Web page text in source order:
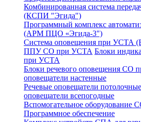
Комбинированная система
(КСПИ "Эгида")
Программный комплекс
(АРМ ПЦО «Эгида-3")
Система оповещения при УСТА
ППУ СО при УСТА Блоки
при УСТА
Блоки речевого оповещения СО
оповещатели настенные
Речевые оповещатели потолочные
оповещатели всепогодные
Вспомогательное оборудование
Программное обеспечение